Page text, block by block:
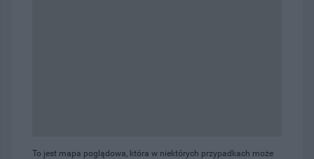
To jest mapa poglądowa, która w niektórych przypadkach może